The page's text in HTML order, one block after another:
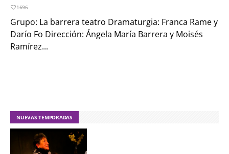
1696
Grupo: La barrera teatro Dramaturgia: Franca Rame y
Darío Fo Dirección: Ángela María Barrera y Moisés
Ramírez...
NUEVAS TEMPORADAS